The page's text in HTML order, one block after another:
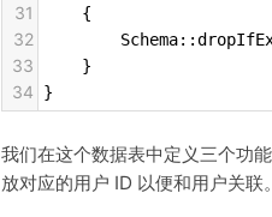
31
    {
32
33
    }
34 }
我们在这个数据表中定义三个功能
放对应的用户 ID 以便和用户关